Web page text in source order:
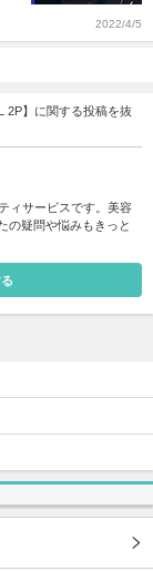
2022/4/5
2P】に関する投稿を抜
ィサービスです。美容
の疑問や悩みもきっと